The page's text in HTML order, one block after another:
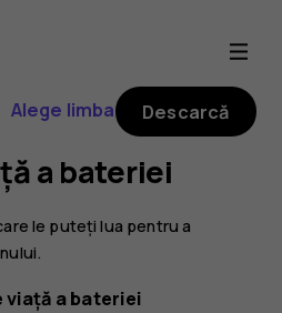
Alege limba Descarcă
a bateriei
le puteți lua pentru a
viață a bateriei